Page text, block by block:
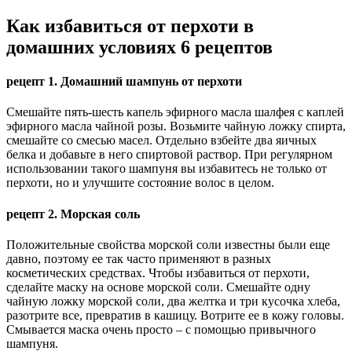
Как избавиться от перхоти в
домашних условиях 6 рецептов
рецепт 1. Домашний шампунь от перхоти
Смешайте пять-шесть капель эфирного масла шалфея с каплей
эфирного масла чайной розы. Возьмите чайную ложку спирта,
смешайте со смесью масел. Отдельно взбейте два яичных
белка и добавьте в него спиртовой раствор. При регулярном
использовании такого шампуня вы избавитесь не только от
перхоти, но и улучшите состояние волос в целом.
рецепт 2. Морская соль
Положительные свойства морской соли известны были еще
давно, поэтому ее так часто применяют в разных
косметических средствах. Чтобы избавиться от перхоти,
сделайте маску на основе морской соли. Смешайте одну
чайную ложку морской соли, два желтка и три кусочка хлеба,
разотрите все, превратив в кашицу. Вотрите ее в кожу головы.
Смывается маска очень просто – с помощью привычного
шампуня.